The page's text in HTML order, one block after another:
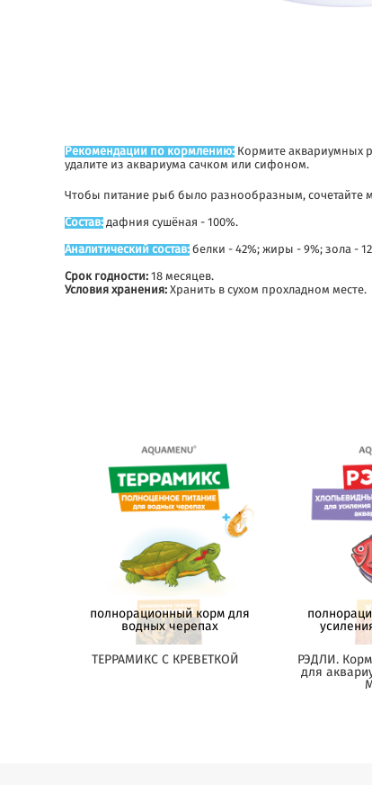
Рекомендации по кормлению: Кормите аквариумных
удалите из аквариума сачком или сифоном.
Чтобы питание рыб было разнообразным, сочетайте
Состав: дафния сушёная - 100%.
Аналитический состав: белки - 42%; жиры - 9%; зола -
Срок годности: 18 месяцев.
Условия хранения: Хранить в сухом прохладном месте.
полнорационный корм для
водных черепах
ТЕРРАМИКС С КРЕВЕТКОЙ
РЭДЛИ.
для